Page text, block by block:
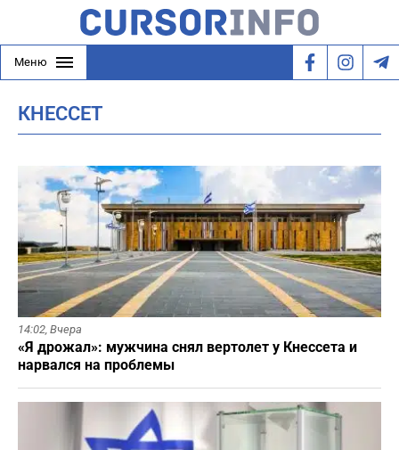
Меню
КНЕССЕТ
14:02, Вчера
«Я дрожал»: мужчина снял вертолет у Кнессета и
нарвался на проблемы